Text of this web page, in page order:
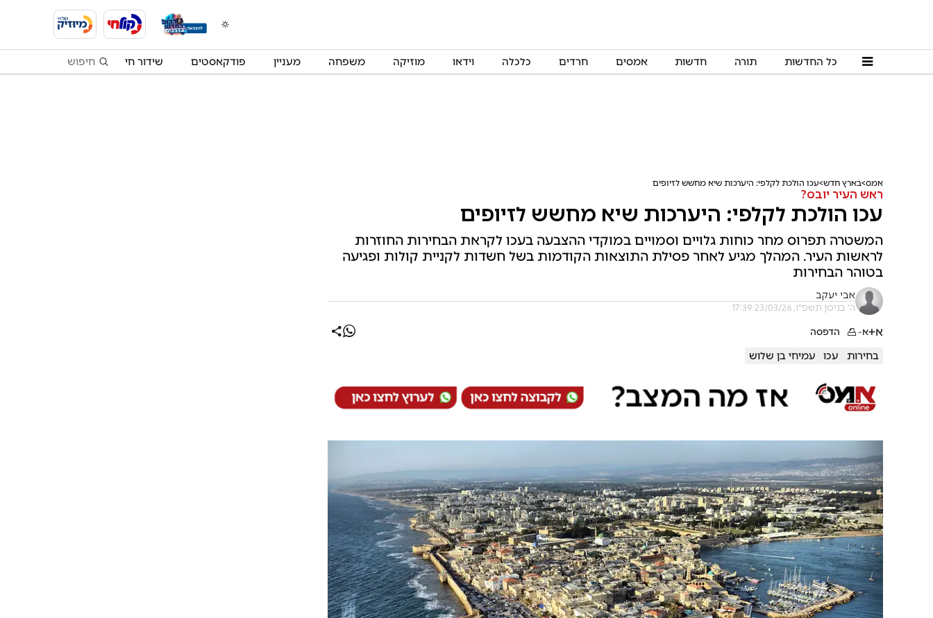
כל החדשות תורה חדשות אמסים חרדים כלכלה וידאו מוזיקה משפחה מעניין פודקאסטים שידור חי
אמס בארץ חדש עכו הולכת לקלפי: היערכות שיא מחשש לזיופים
ראש העיר יובס?
עכו הולכת לקלפי: היערכות שיא מחשש לזיופים
המשטרה תפרוס מחר כוחות גלויים וסמויים במוקדי ההצבעה בעכו לקראת הבחירות החוזרות
לראשות העיר. המהלך מגיע לאחר פסילת התוצאות הקודמות בשל חשדות לקניית קולות ופגיעה
בטוהר הבחירות
אבי יעקב
ה' בניסן תשפ"ו, 23/03/26 17:39
א+א- הדפסה
בחירות עכו עמיחי בן שלוש